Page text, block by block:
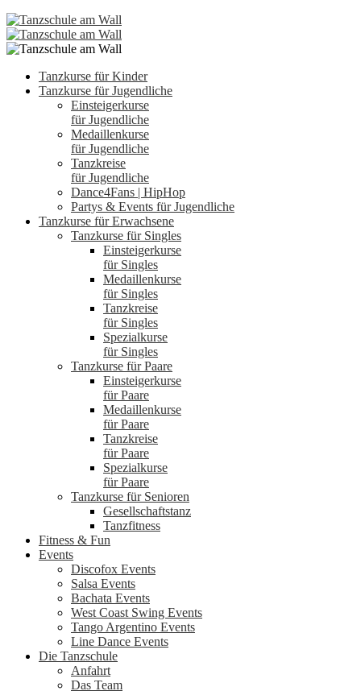
Tanzkurse für Kinder
Tanzkurse für Jugendliche
Einsteigerkurse
für Jugendliche
Medaillenkurse
für Jugendliche
Tanzkreise
für Jugendliche
Dance4Fans | HipHop
Partys & Events für Jugendliche
Tanzkurse für Erwachsene
Tanzkurse für Singles
Einsteigerkurse
für Singles
Medaillenkurse
für Singles
Tanzkreise
für Singles
Spezialkurse
für Singles
Tanzkurse für Paare
Einsteigerkurse
für Paare
Medaillenkurse
für Paare
Tanzkreise
für Paare
Spezialkurse
für Paare
Tanzkurse für Senioren
Gesellschaftstanz
Tanzfitness
Fitness & Fun
Events
Discofox Events
Salsa Events
Bachata Events
West Coast Swing Events
Tango Argentino Events
Line Dance Events
Die Tanzschule
Anfahrt
Das Team